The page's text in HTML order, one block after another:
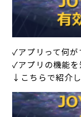
アクセス
よくあるご質問
JOYFIT24
✓アプリって何が
✓アプリの機能を
↓こちらで紹介